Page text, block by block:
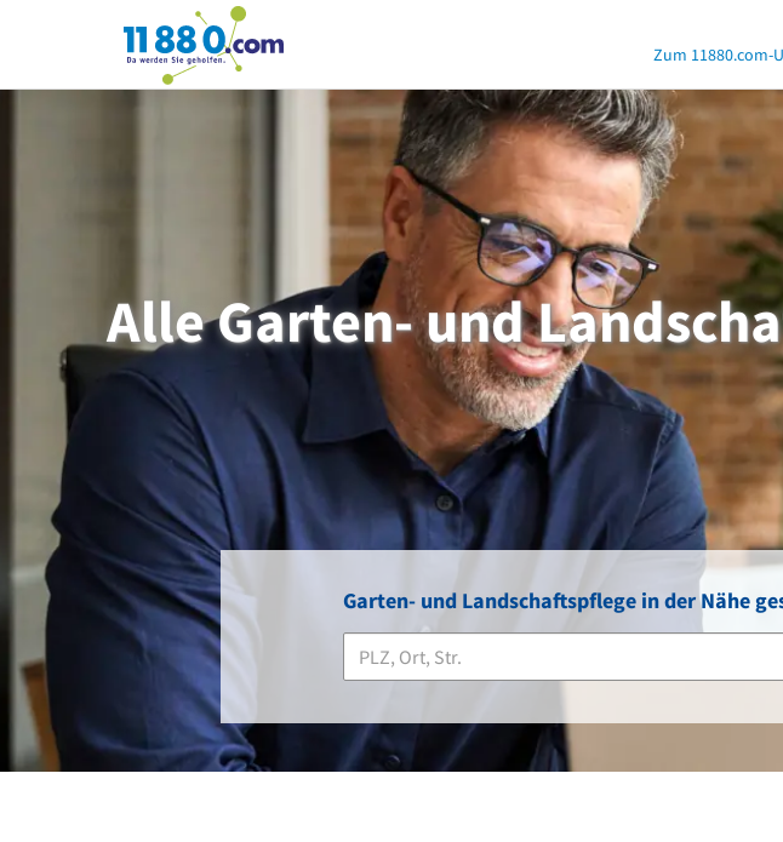
11880.com
Zum 11880.com-
Garten- und Landschaftspflege in der Nähe
Alle Garten- und